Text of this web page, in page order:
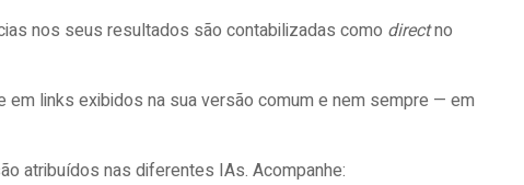
nos seus resultados são contabilizadas como directno
em links exibidos na sua versão comum e nem sempre — em
atribuídos nas diferentes IAs. Acompanhe: